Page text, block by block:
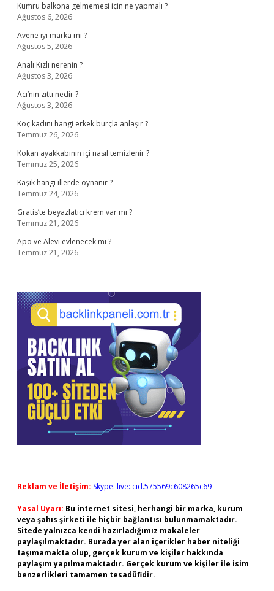
Kumru balkona gelmemesi için ne yapmalı ?
Ağustos 6, 2026
Avene iyi marka mı ?
Ağustos 5, 2026
Analı Kızlı nerenin ?
Ağustos 3, 2026
Acı’nın zıttı nedir ?
Ağustos 3, 2026
Koç kadını hangi erkek burçla anlaşır ?
Temmuz 26, 2026
Kokan ayakkabının içi nasıl temizlenir ?
Temmuz 25, 2026
Kaşık hangi illerde oynanır ?
Temmuz 24, 2026
Gratis’te beyazlatıcı krem var mı ?
Temmuz 21, 2026
Apo ve Alevi evlenecek mi ?
Temmuz 21, 2026
Reklam ve İletişim: Skype: live:.cid.575569c608265c69
Yasal Uyarı: Bu internet sitesi, herhangi bir marka, kurum
veya şahıs şirketi ile hiçbir bağlantısı bulunmamaktadır.
Sitede yalnızca kendi hazırladığımız makaleler
paylaşılmaktadır. Burada yer alan içerikler haber niteliği
taşımamakta olup, gerçek kurum ve kişiler hakkında
paylaşım yapılmamaktadır. Gerçek kurum ve kişiler ile isim
benzerlikleri tamamen tesadüfidir.